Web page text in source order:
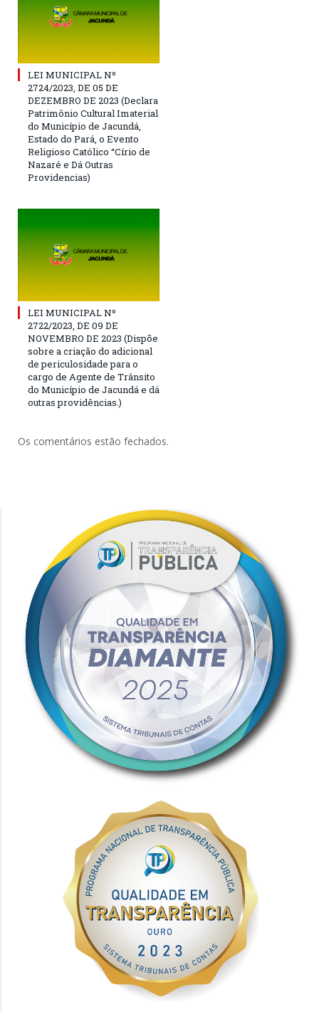
LEI MUNICIPAL Nº
2724/2023, DE 05 DE
DEZEMBRO DE 2023 (Declara
Patrimônio Cultural Imaterial
do Município de Jacundá,
Estado do Pará, o Evento
Religioso Católico “Círio de
Nazaré e Dá Outras
Providencias)
LEI MUNICIPAL Nº
2722/2023, DE 09 DE
NOVEMBRO DE 2023 (Dispõe
sobre a criação do adicional
de periculosidade para o
cargo de Agente de Trânsito
do Município de Jacundá e dá
outras providências.)
Os comentários estão fechados.